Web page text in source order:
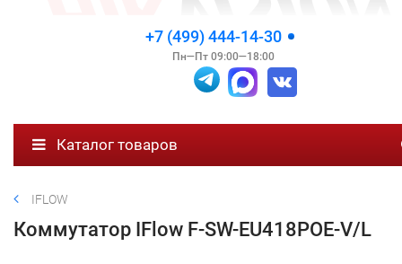
+7 (499) 444-14-30
Пн—Пт 09:00—18:00
Каталог товаров
IFLOW
Коммутатор IFlow F-SW-EU418POE-V/L